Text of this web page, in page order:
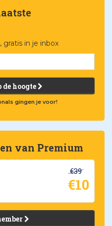
gratis in je inbox
de hoogte
gingen je voor!
van Premium
€39
€10